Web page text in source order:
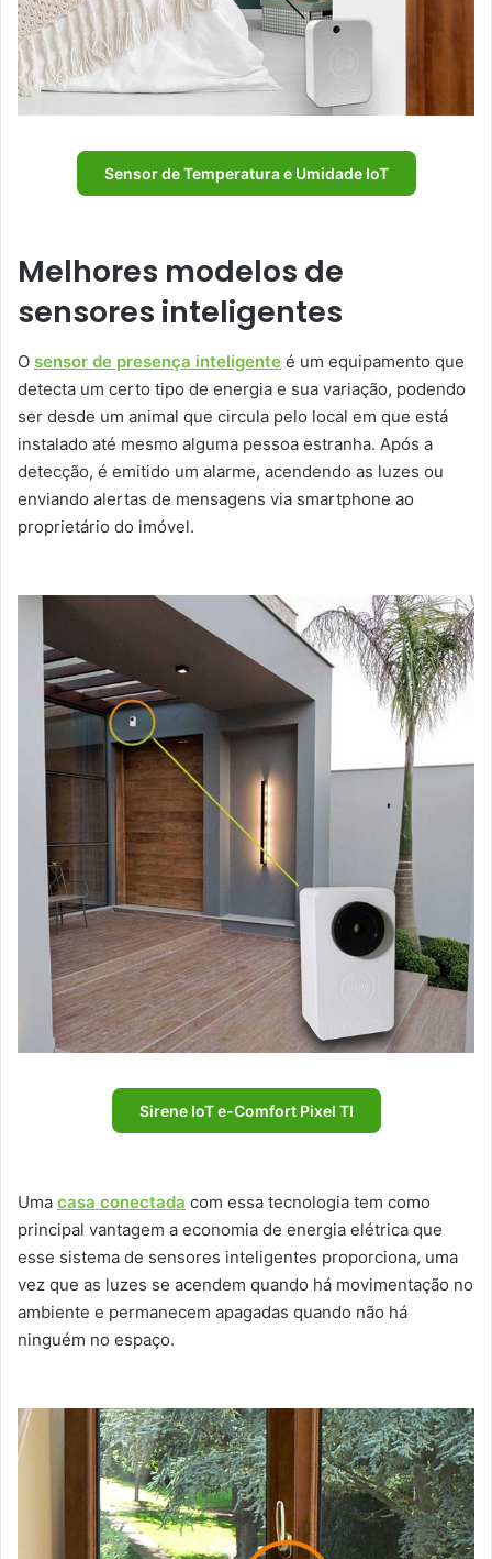
Sensor de Temperatura e Umidade IoT
Melhores modelos de
sensores inteligentes
O sensor de presença inteligente é um equipamento que
detecta um certo tipo de energia e sua variação, podendo
ser desde um animal que circula pelo local em que está
instalado até mesmo alguma pessoa estranha. Após a
detecção, é emitido um alarme, acendendo as luzes ou
enviando alertas de mensagens via smartphone ao
proprietário do imóvel.
Sirene IoT e-Comfort Pixel TI
Uma casa conectada com essa tecnologia tem como
principal vantagem a economia de energia elétrica que
esse sistema de sensores inteligentes proporciona, uma
vez que as luzes se acendem quando há movimentação no
ambiente e permanecem apagadas quando não há
ninguém no espaço.